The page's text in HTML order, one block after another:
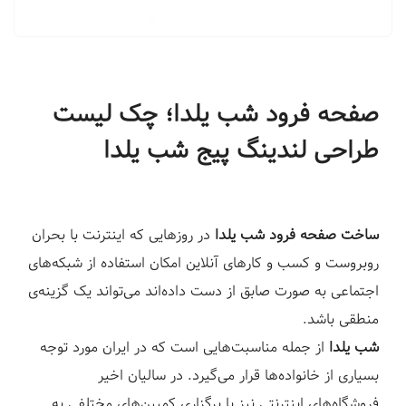
صفحه فرود شب یلدا؛ چک لیست
طراحی لندینگ پیج شب یلدا
ساخت صفحه فرود شب یلدا در روزهایی که اینترنت با بحران
روبروست و کسب و کارهای آنلاین امکان استفاده از شبکه‌های
اجتماعی به صورت صابق از دست داده‌اند می‌تواند یک گزینه‌ی
منطقی باشد.
شب یلدا از جمله مناسبت‌هایی است که در ایران مورد توجه
بسیاری از خانواده‌ها قرار می‌گیرد. در سالیان اخیر